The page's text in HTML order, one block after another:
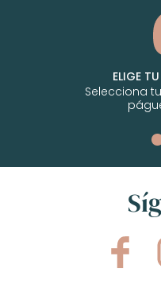
ELIGE
Selecciona